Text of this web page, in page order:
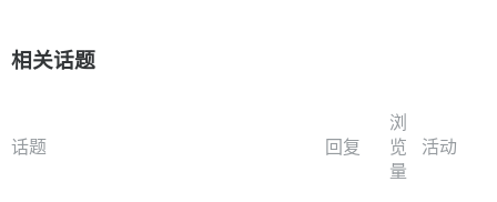
相关话题
话题 回复
浏
览
量
活动